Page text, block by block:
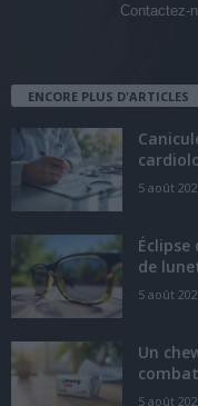
Contactez-
ENCORE PLUS D'ARTICLES
5 août
de
5 août
Un
5 août